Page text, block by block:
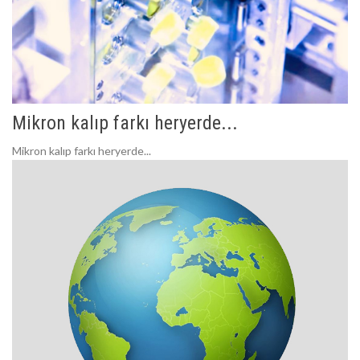
Mikron kalıp farkı heryerde...
Mikron kalıp farkı heryerde...